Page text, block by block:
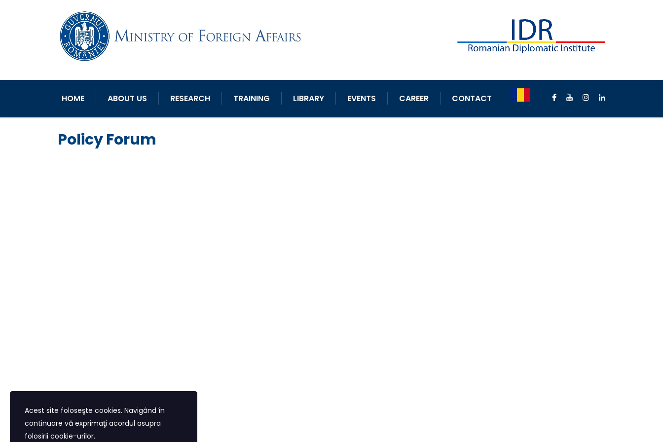
HOME ABOUT US RESEARCH TRAINING LIBRARY EVENTS CAREER CONTACT
Policy Forum
Acest site foloseşte cookies. Navigând în
continuare vă exprimaţi acordul asupra
folosirii cookie-urilor.